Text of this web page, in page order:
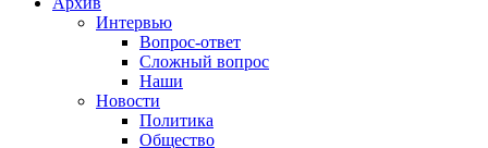
Интервью
Вопрос-ответ
Сложный вопрос
Наши
Новости
Политика
Общество